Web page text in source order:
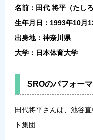
名前：田代 将平（たし
生年月日：1993年10月
出身地：神奈川県
大学：日本体育大学
SROのパフォーマ
田代将平さんは、池谷
ト集団